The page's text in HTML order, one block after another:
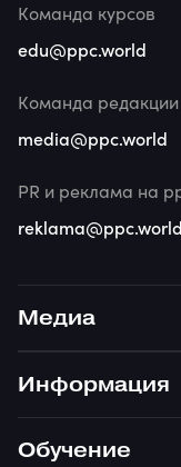
Медиа
Информация
Обучение
Команда курсов
edu@ppc.world
Команда редакции
media@ppc.world
PR и реклама на
reklama@ppc.world